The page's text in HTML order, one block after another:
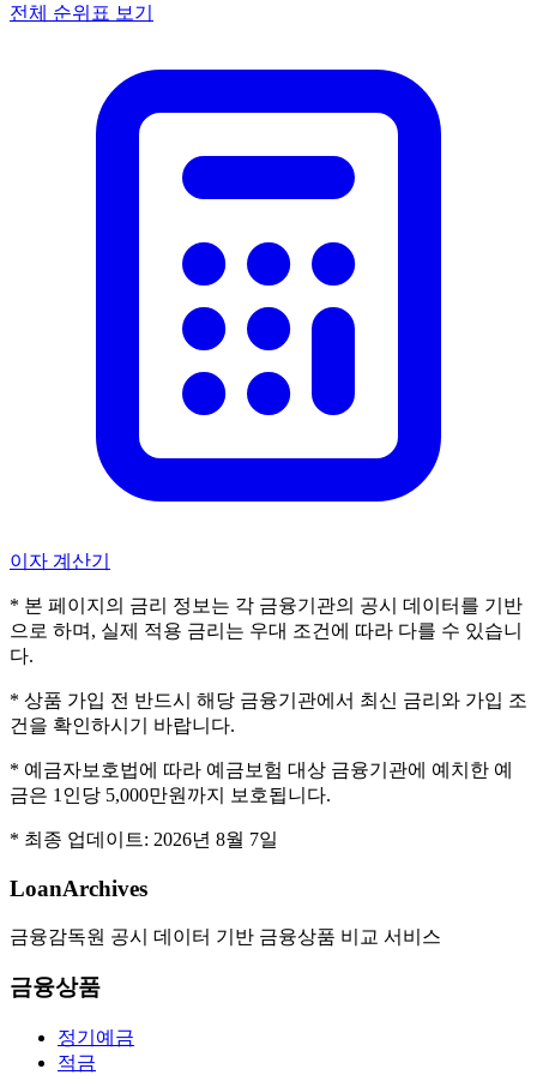
전체 순위표 보기
이자 계산기
* 본 페이지의 금리 정보는 각 금융기관의 공시 데이터를 기반
으로 하며, 실제 적용 금리는 우대 조건에 따라 다를 수 있습니
다.
* 상품 가입 전 반드시 해당 금융기관에서 최신 금리와 가입 조
건을 확인하시기 바랍니다.
* 예금자보호법에 따라 예금보험 대상 금융기관에 예치한 예
금은 1인당 5,000만원까지 보호됩니다.
* 최종 업데이트: 2026년 8월 7일
LoanArchives
금융감독원 공시 데이터 기반 금융상품 비교 서비스
금융상품
정기예금
적금